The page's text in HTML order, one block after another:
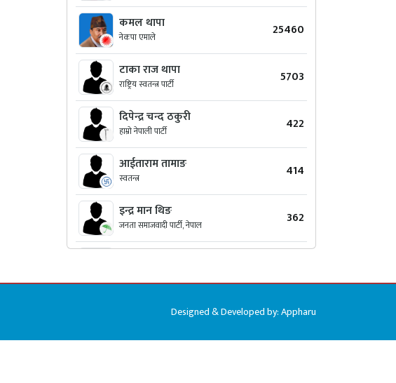
कमल थापा
नेकपा एमाले 25460
टाका राज थापा
राष्ट्रिय स्वतन्त्र पार्टी 5703
दिपेन्द्र चन्द ठकुरी
हाम्रो नेपाली पार्टी 422
आईताराम तामाङ
स्वतन्त्र 414
इन्द्र मान थिङ
जनता समाजवादी पार्टी, नेपाल 362
नेपाली काँग्रेस (वी.पी.) 174
Designed & Developed by:Appharu